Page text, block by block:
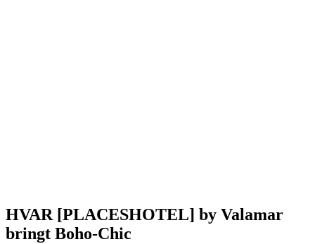
HVAR [PLACESHOTEL] by Valamar
bringt Boho-Chic